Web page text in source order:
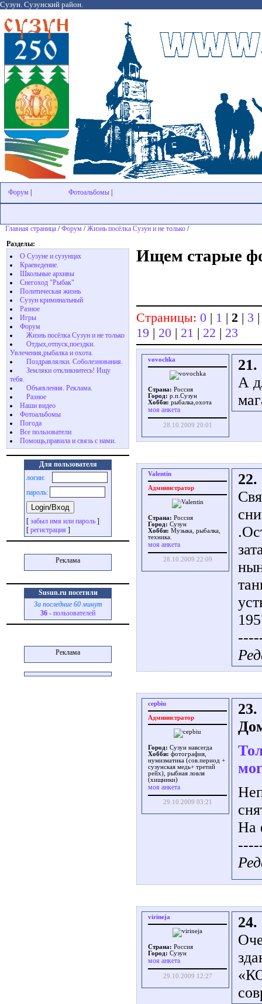
Сузун. Сузунский район.
Форум Фотоальбомы
Главная страница /Форум /Жизнь посёлка Сузун и не только /
Разделы:
О Сузуне и сузунцах
Краеведение.
Школьные архивы
Снегоход "Рыбак"
Политическая жизнь
Сузун криминальный
Разное
Игры
Форум
Жизнь посёлка Сузун и не только
Отдых,отпуск,поездки.
Увлечения,рыбалка и охота.
Поздравлялки. Соболезнования.
Земляки откликнитесь! Ищу
тебя.
Объявления. Реклама.
Разное
Наши видео
Фотоальбомы
Погода
Все пользователи
Помощь,правила и связь с нами.
Для пользователя
логин:
пароль:
[ забыл имя или пароль ]
[ регистрация ]
Реклама
Susun.ru посетили
За последние 60 минут
36 - пользователей
Реклама
Ищем старые
Страницы: 0 | 1 | 2 | 3
19 | 20 | 21 | 22 | 23
vovochka
Страна: Россия
Город: р.п.Сузун
Хобби: рыбалка,охота
моя анкета
28.10.2009 20:01
21.
А
Valentin
Администратор
Страна: Россия
Город: Сузун
Хобби: Музыка, рыбалка,
техника.
моя анкета
28.10.2009 22:09
22.
cepbiu
Администратор
Город: Сузун навсегда
Хобби: фотография,
нумизматика (сов.период +
сузунская медь+ третий
рейх), рыбная ловля
(хищники)
моя анкета
29.10.2009 03:21
23.
На
virineja
Страна: Россия
Город: Сузун
моя анкета
29.10.2009 12:27
24.